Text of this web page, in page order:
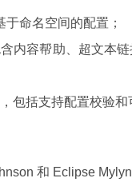
命名空间的配置；
内容帮助、超文本
包括支持配置校验和
和 Eclipse